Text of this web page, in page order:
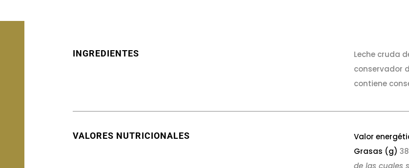
INGREDIENTES
Leche cruda
conservador
contiene
VALORES NUTRICIONALES Valor
Grasas (g) 38
de las cuales